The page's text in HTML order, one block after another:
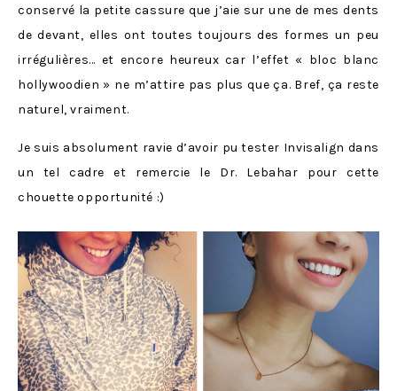
conservé la petite cassure que j’aie sur une de mes dents
de devant, elles ont toutes toujours des formes un peu
irrégulières… et encore heureux car l’effet « bloc blanc
hollywoodien » ne m’attire pas plus que ça. Bref, ça reste
naturel, vraiment.
Je suis absolument ravie d’avoir pu tester Invisalign dans
un tel cadre et remercie le Dr. Lebahar pour cette
chouette opportunité :)